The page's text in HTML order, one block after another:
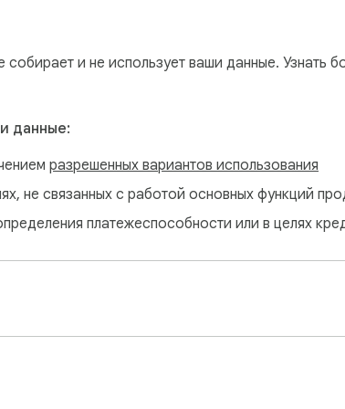
nofollow,
и внешние ссылки на странице,
список ссылок, а потом экспортировать
и не использует ваши данные. Узнать
данные:
разрешенных вариантов использования
не связанных с работой основных функций
платежеспособности или в целях